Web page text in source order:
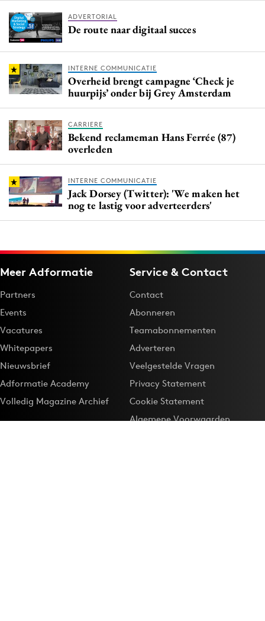
ADVERTORIAL
De route naar digitaal succes
INTERNE COMMUNICATIE
Overheid brengt campagne ‘Check je
huurpijs’ onder bij Grey Amsterdam
CARRIERE
Bekend reclameman Hans Ferrée (87)
overleden
INTERNE COMMUNICATIE
Jack Dorsey (Twitter): 'We maken het
nog te lastig voor adverteerders'
Meer Adformatie
Partners
Events
Vacatures
Whitepapers
Nieuwsbrief
Adformatie Academy
Volledig Magazine Archief
Service & Contact
Contact
Abonneren
Teamabonnementen
Adverteren
Veelgestelde Vragen
Privacy Statement
Cookie Statement
Algemene Voorwaarden